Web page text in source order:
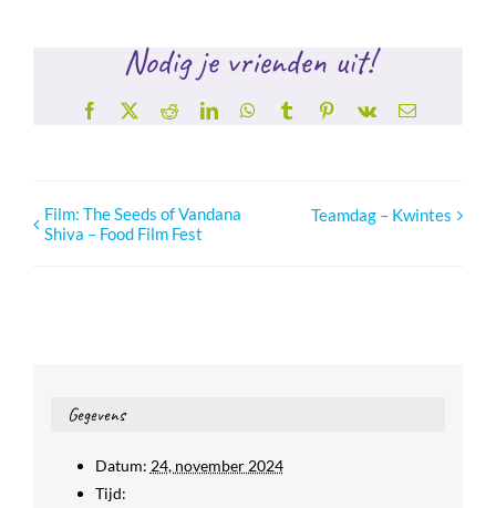
Nodig je vrienden uit!
Facebook
X RedditLinkedInWhatsApp
TumblrPinterest
Vk
E-
Film: The Seeds of Vandana
Shiva – Food Film Fest
Teamdag – Kwintes
Gegevens
Datum: 24, november 2024
Tijd: